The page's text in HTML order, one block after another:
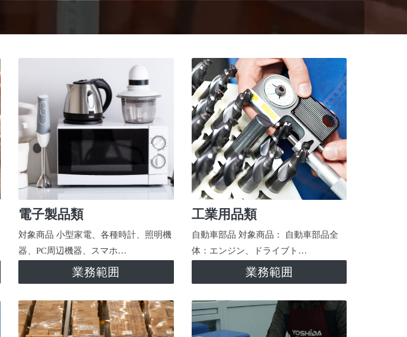
電子製品類
対象商品 小型家電、各種時計、照明機
器、PC周辺機器、スマホ…
業務範囲
工業用品類
自動車部品 対象商品： 自動車部品全
体：エンジン、ドライブト…
業務範囲